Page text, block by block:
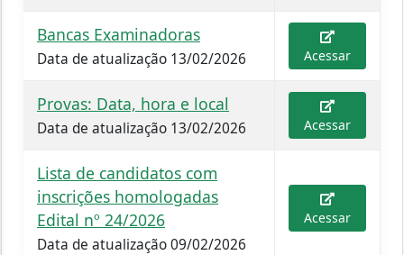
Bancas Examinadoras
Data de atualização 13/02/2026 Acessar
Provas: Data, hora e local
Data de atualização 13/02/2026 Acessar
Lista de candidatos com
inscrições homologadas
Edital nº 24/2026
Data de atualização 09/02/2026
Acessar